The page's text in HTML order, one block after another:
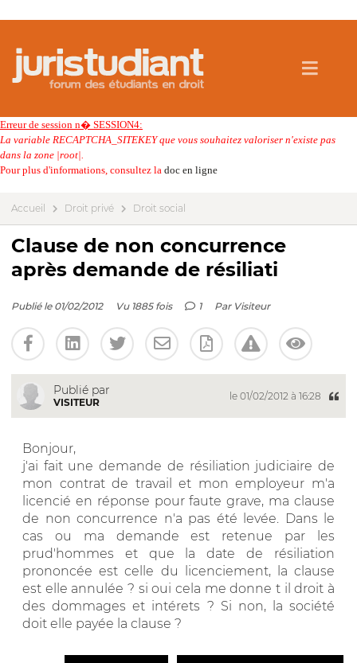
Erreur de session n� SESSION4:
La variable RECAPTCHA_SITEKEY que vous souhaitez valoriser n'existe pas
dans la zone |root|.
Pour plus d'informations, consultez la doc en ligne
Accueil Droit privé Droit social
Clause de non concurrence
après demande de résiliati
Publié le 01/02/2012 Vu 1885 fois 1 Par Visiteur
Publié par
VISITEUR
le 01/02/2012 à 16:28
Bonjour,
j'ai fait une demande de résiliation judiciaire de
mon contrat de travail et mon employeur m'a
licencié en réponse pour faute grave, ma clause
de non concurrence n'a pas été levée. Dans le
cas ou ma demande est retenue par les
prud'hommes et que la date de résiliation
prononcée est celle du licenciement, la clause
est elle annulée ? si oui cela me donne t il droit à
des dommages et intérets ? Si non, la société
doit elle payée la clause ?